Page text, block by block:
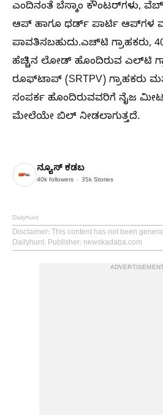
ಎಂದಿನಂತೆ ಬೆಸ್ಕಾಂ ಕೌಂಟರ್‌ಗಳು,
ಆಪ್ ಹಾಗೂ ಥರ್ಡ್ ಪಾರ್ಟಿ ಆಪ್‌ಗಳ
ಪಾವತಿಸಬಹುದು.ಎಚ್‌ಟಿ ಗ್ರಾಹಕರು,
ಹೆಚ್ಚಿನ ಲೋಡ್ ಹೊಂದಿರುವ ಎಲ್‌ಟಿ
ರೂಫ್‌ಟಾಪ್ (SRTPV) ಗ್ರಾಹಕರು
ಸಂಪರ್ಕ ಹೊಂದಿರುವವರಿಗೆ ನೈಜ
ಮೇಲೆಯೇ ಬಿಲ್ ನೀಡಲಾಗುತ್ತದೆ.
ನ್ಯೂಸ್ ಕಡಬ
40k followers 35k Stories
Dailyhunt
Disclaimer: This content has not been
Dailyhunt. Publisher: newskadaba.com
ADVERTISEMENT